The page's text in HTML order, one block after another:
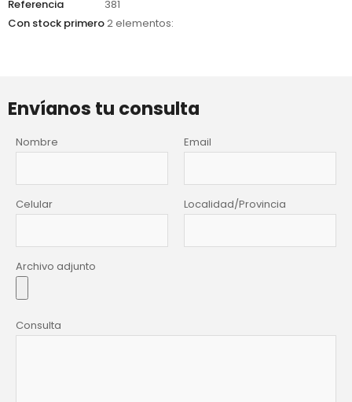
Referencia
381
Con stock primero2 elementos:
Envíanos tu consulta
Nombre Email
Celular Localidad/Provincia
Archivo adjunto
Consulta